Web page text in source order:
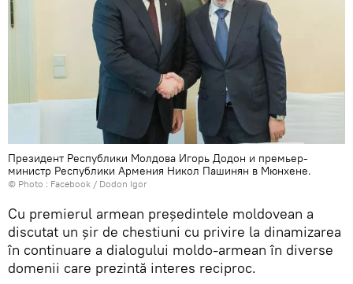
Президент Республики Молдова Игорь Додон и премьер-
министр Республики Армения Никол Пашинян в Мюнхене.
© Photo : Facebook / Dodon Igor
Cu premierul armean președintele moldovean a
discutat un șir de chestiuni cu privire la dinamizarea
în continuare a dialogului moldo-armean în diverse
domenii care prezintă interes reciproc.